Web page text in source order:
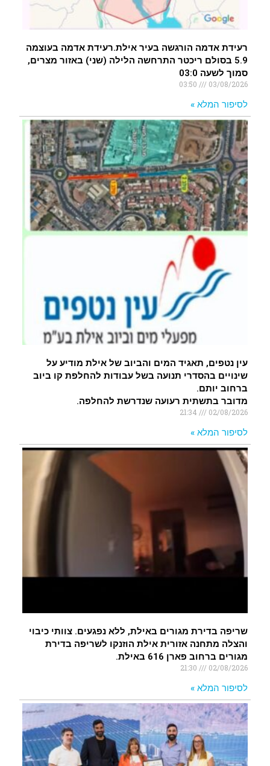
רעידת אדמה הורגשה בעיר אילת.רעידת אדמה בעוצמה
5.9 בסולם ריכטר התרחשה הלילה (שני) באזור מצרים,
סמוך לשעה 03:0
03/08/2026
לסיפור המלא »
עין נטפים, תאגיד המים והביוב של אילת מודיע על
שינויים בהסדרי תנועה בשל עבודות להחלפת קו ביוב
ברחוב יותם.
מדובר בתשתית רעועה שנדרשת להחלפה.
02/08/2026
לסיפור המלא »
שריפה בדירת מגורים באילת, ללא נפגעים. צוותי כיבוי
והצלה מתחנה אזורית אילת הוזנקו לשריפה בדירת
מגורים ברחוב פארן 616 באילת.
02/08/2026
לסיפור המלא »